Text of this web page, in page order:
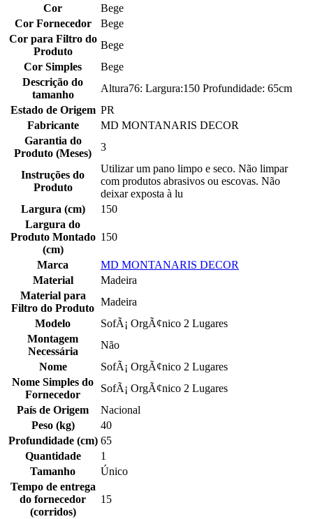
Cor
Bege
Cor Fornecedor
Bege
Cor para Filtro do
Produto
Bege
Cor Simples
Bege
Descrição do
tamanho
Altura76: Largura:150 Profundidade: 65cm
Estado de Origem PR
Fabricante
MD MONTANARIS DECOR
Garantia do
Produto (Meses)
3
Instruções do
Produto
Utilizar um pano limpo e seco. Não limpar
com produtos abrasivos ou escovas. Não
deixar exposta à lu
Largura (cm)
150
Largura do
Produto Montado
(cm)
150
Marca
MD MONTANARIS DECOR
Material
Madeira
Material para
Filtro do Produto
Madeira
Modelo
SofÃ¡ OrgÃ¢nico 2 Lugares
Montagem
Necessária
Não
Nome
SofÃ¡ OrgÃ¢nico 2 Lugares
Nome Simples do
Fornecedor
SofÃ¡ OrgÃ¢nico 2 Lugares
País de Origem
Nacional
Peso (kg)
40
Profundidade (cm) 65
Quantidade
1
Tamanho
Único
Tempo de entrega
do fornecedor
(corridos)
15